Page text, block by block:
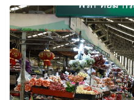
พร้อมฟรีคอนเ
AirAsia X
ยาวนานกว่า
อร่อย ยกเมนู
ราชวงศ์” พุ่ง